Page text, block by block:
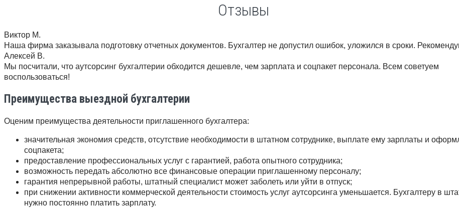
Отзывы
Виктор М.
Наша фирма заказывала подготовку отчетных документов. Бухгалтер не допустил ошибок, уложился в сроки.
Алексей В.
Мы посчитали, что аутсорсинг бухгалтерии обходится дешевле, чем зарплата и соцпакет персонала. Всем советуем
воспользоваться!
Преимущества выездной бухгалтерии
Оценим преимущества деятельности приглашенного бухгалтера:
значительная экономия средств, отсутствие необходимости в штатном сотруднике, выплате ему зарплаты и
соцпакета;
предоставление профессиональных услуг с гарантией, работа опытного сотрудника;
возможность передать абсолютно все финансовые операции приглашенному персоналу;
гарантия непрерывной работы, штатный специалист может заболеть или уйти в отпуск;
при снижении активности коммерческой деятельности стоимость услуг аутсорсинга уменьшается. Бухгалтеру в
нужно постоянно платить зарплату.